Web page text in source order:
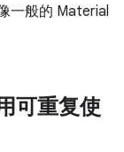
一般的 Material
可重复使